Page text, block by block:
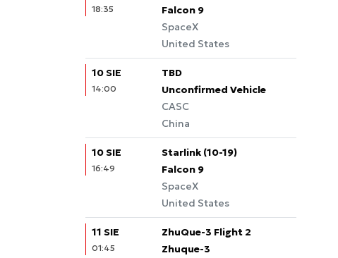
18:35
Falcon 9
SpaceX
United States
10 SIE
14:00
TBD
Unconfirmed Vehicle
CASC
China
10 SIE
16:49
Starlink (10-19)
Falcon 9
SpaceX
United States
11 SIE
01:45
ZhuQue-3 Flight 2
Zhuque-3